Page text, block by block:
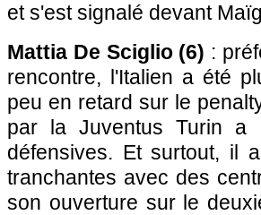
et s'est signalé devant
Mattia De Sciglio (6) :
rencontre, l'Italien a été
peu en retard sur le
par la Juventus Turin a
défensives. Et surtout, il
tranchantes avec des
son ouverture sur le